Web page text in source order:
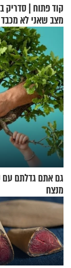
קוד פתוח | סדריק
מצב שאני לא
בבוקר בהנחת
גם אתם גדלתם עם
מנצח